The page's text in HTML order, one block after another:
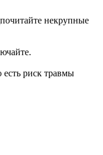
некрупные
риск травмы